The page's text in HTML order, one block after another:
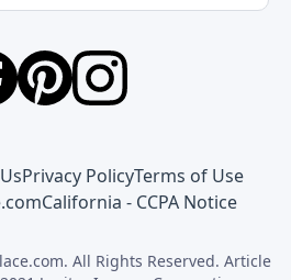
Privacy PolicyTerms of Use
California - CCPA Notice
All Rights Reserved. Article